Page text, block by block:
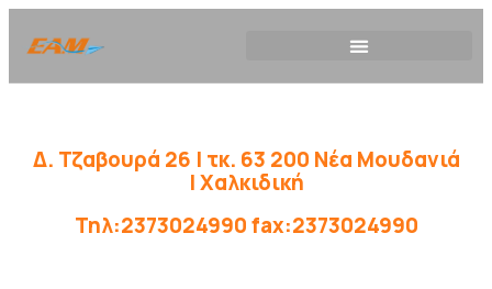
Δ. Τζαβουρά 26 | τκ. 63 200 Νέα Μουδανιά
| Χαλκιδική
Τηλ:2373024990 fax:2373024990